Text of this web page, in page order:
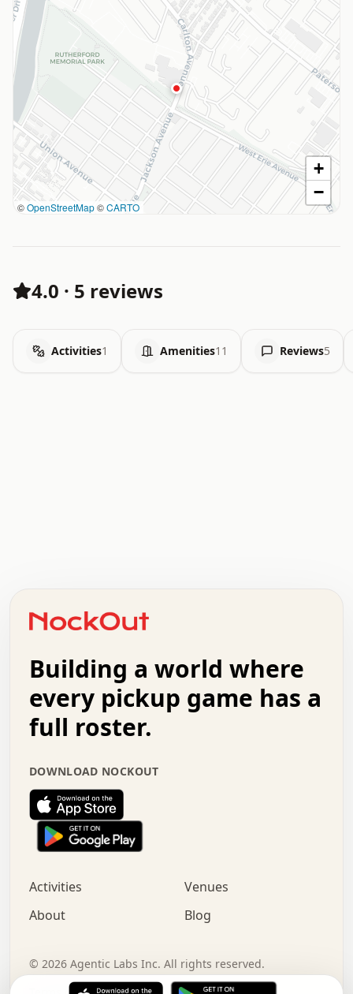
©OpenStreetMap©CARTO
+
−
4.0 · 5 reviews
Activities1 Amenities11 Reviews5
+   .   .   .   .   .   .   .   .   .   +   .   .
.   .   .   .   .   .   .   .   .   .   .   :   .
.   .   .   .   +   .   .   .   .   .   .   .   +
.   :   .   .   .   .   .   .   .   .   o   .   .
.   .   x   .   .   .   .   .   .   :   .   .   o
.   .   .   .   :   .   .   .   .   o   .   .   .
.   .   .   .   .   .   .   :   .   .   .   .   .
.   .   .   .   .   .   .   +   .   .   x   .   .
.   .   .   .   .   :   +   .   .   .   .   .   o
.   .   .   .   .   .   .   .   .   .   .   .   .
.   .   :   o   .   .   .   .   .   .   .   +   .
.   o   .   .   .   .   x   .   .   .   .   .   .
+   .   o   .   .   .   .   o   .   .   .   .
.   +   .   .   .   .   .   .   .   .   :   .   x
.   .   .   .   .   .   .   .   .   .   .   .   .   .
Building a world where
every pickup game has a
full roster.
DOWNLOAD NOCKOUT
Activities
Venues
About
Blog
© 2026 Agentic Labs Inc. All rights reserved.